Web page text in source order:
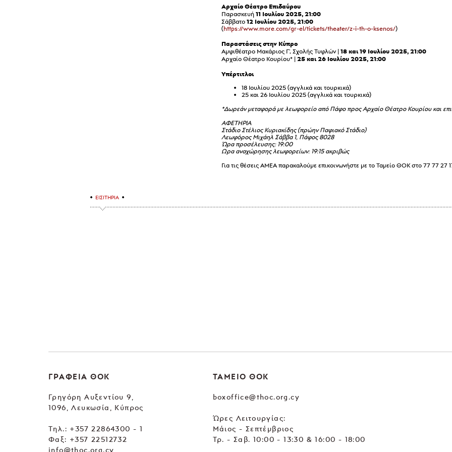
Αρχαίο Θέατρο Επιδαύρου
Παρασκευή 11 Ιουλίου 2025, 21:00
Σάββατο 12 Ιουλίου 2025, 21:00
(https://www.more.com/gr-el/tickets/theater/z-i-th-o-ksenos/)
Παραστάσεις στην Κύπρο
Αμφιθέατρο Μακάριος Γ', Σχολής Τυφλών | 18 και 19 Ιουλίου 2025, 21:00
Αρχαίο Θέατρο Κουρίου* | 25 και 26 Ιουλίου 2025, 21:00
Υπέρτιτλοι
18 Ιουλίου 2025 (αγγλικά και τουρκικά)
25 και 26 Ιουλίου 2025 (αγγλικά και τουρκικά)
*Δωρεάν μεταφορά με λεωφορείο από Πάφο προς Αρχαίο Θέατρο Κουρίου και
ΑΦΕΤΗΡΙΑ
Στάδιο Στέλιος Κυριακίδης (πρώην Παφιακό Στάδιο)
Λεωφόρος Μιχάηλ Σάββα 1, Πάφος 8028
Ώρα προσέλευσης: 19:00
Ωρα αναχώρησης λεωφορείων: 19:15 ακριβώς
Για τις θέσεις ΑΜΕΑ παρακαλούμε επικοινωνήστε με το Ταμείο ΘΟΚ στο 77 77 27
ΕΙΣΙΤΗΡΙΑ
ΓΡΑΦΕΙΑ ΘΟΚ
Γρηγόρη Αυξεντίου 9,
1096, Λευκωσία, Κύπρος
Tηλ.: +357 22864300 - 1
Φαξ: +357 22512732
info@thoc.org.cy
ΤΑΜΕΙΟ ΘΟΚ
boxoffice@thoc.org.cy
Ώρες Λειτουργίας:
Μάιος - Σεπτέμβριος
Τρ. - Σαβ. 10:00 - 13:30 & 16:00 - 18:00